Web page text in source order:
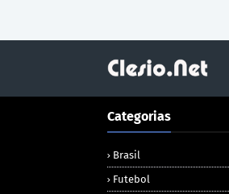
Categorias
Brasil
Futebol